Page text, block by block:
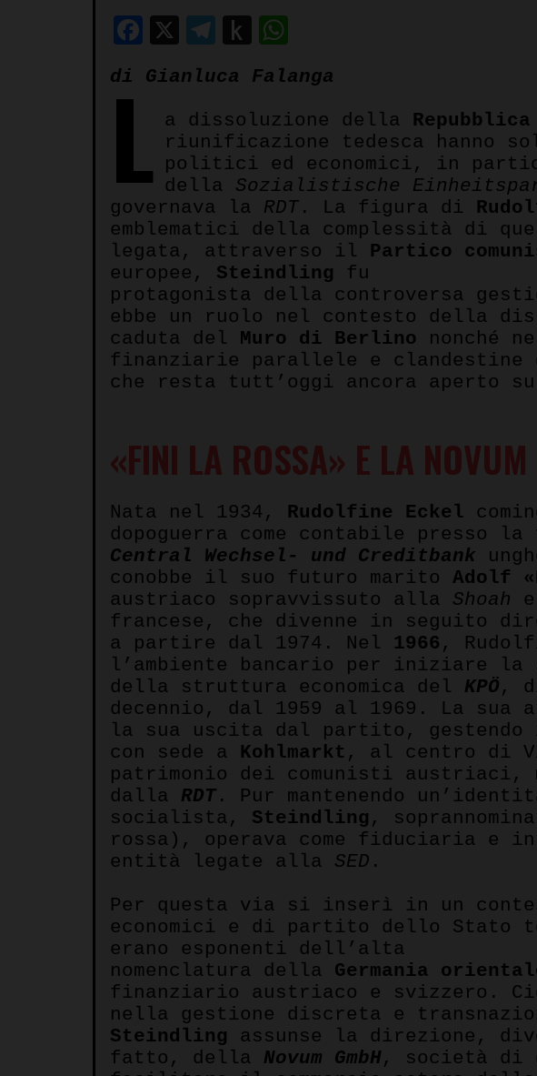
Facebook
X Telegram
Push
Kindle
di Gianluca Falanga
L a dissoluzione della
riunificazione tedesca hanno
politici ed economici, in
della Sozialistische
governava la RDT . La figura di
emblematici della complessità di
legata, attraverso il Partico
europee, Steindling fu
protagonista della controversa
ebbe un ruolo nel contesto della
caduta del Muro di Berlino nonché
finanziarie parallele e clandestine
che resta tutt’oggi ancora aperto
«FINI LA ROSSA» E LA
Nata nel 1934, Rudolfine Eckel
dopoguerra come contabile presso
Central Wechsel- und Creditbank
conobbe il suo futuro marito Adolf
austriaco sopravvissuto alla Shoah
francese, che divenne in seguito
a partire dal 1974. Nel 1966 ,
l’ambiente bancario per iniziare la
della struttura economica del KPÖ ,
decennio, dal 1959 al 1969. La sua
la sua uscita dal partito,
con sede a Kohlmarkt , al centro di
patrimonio dei comunisti austriaci,
dalla RDT . Pur mantenendo
socialista, Steindling ,
rossa), operava come fiduciaria e
entità legate alla SED .
Per questa via si inserì in un
economici e di partito dello Stato
erano esponenti dell’alta
nomenclatura della Germania
finanziario austriaco e svizzero.
nella gestione discreta e
Steindling assunse la direzione,
fatto, della Novum GmbH, società di